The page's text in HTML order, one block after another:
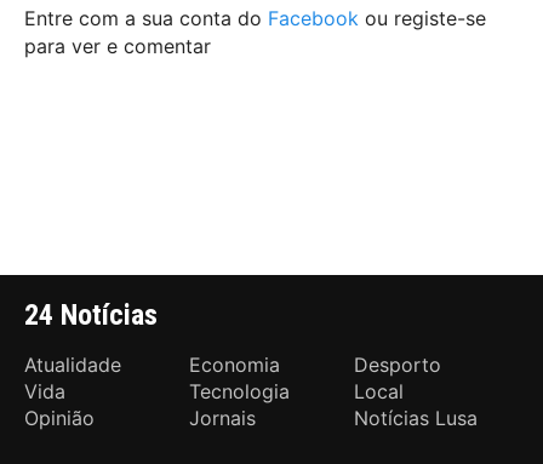
Entre com a sua conta do Facebook ou registe-se
para ver e comentar
24 Notícias
Atualidade Economia
Desporto
Vida
Tecnologia
Local
Opinião
Jornais Notícias Lusa